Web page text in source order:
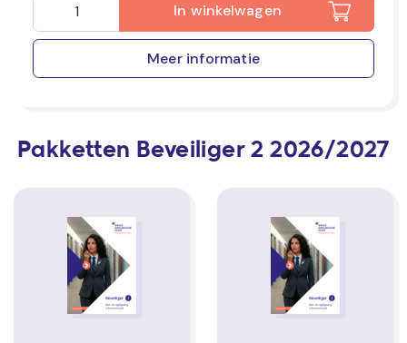
In winkelwagen
Meer informatie
Pakketten Beveiliger 2 2026/2027